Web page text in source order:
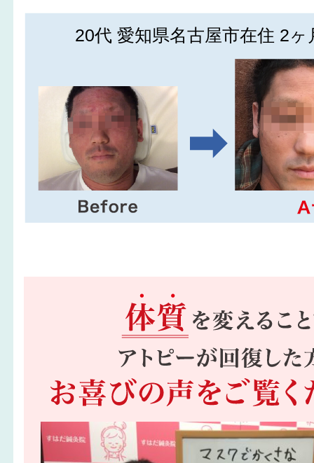
20代 愛知県名古屋市在住 2ヶ